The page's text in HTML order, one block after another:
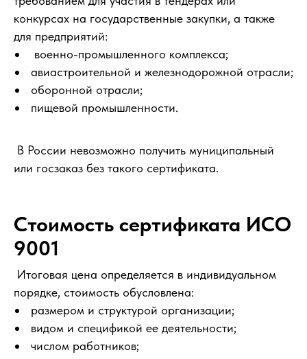
конкурсах на государственные закупки, а также
для предприятий:
военно-промышленного комплекса;
авиастроительной и железнодорожной отрасли;
оборонной отрасли;
пищевой промышленности.
В России невозможно получить муниципальный
или госзаказ без такого сертификата.
Стоимость сертификата ИСО
9001
Итоговая цена определяется в индивидуальном
порядке, стоимость обусловлена:
размером и структурой организации;
видом и спецификой ее деятельности;
числом работников;